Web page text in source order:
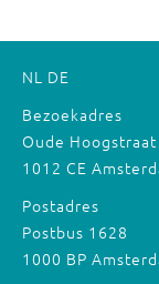
NL DE
Bezoekadres
Oude
1012 CE
Postadres
Postbus 1628
1000 BP